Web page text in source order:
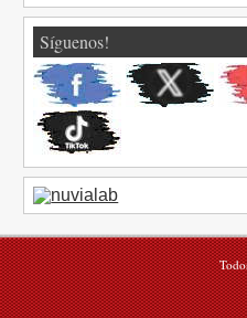
Síguenos!